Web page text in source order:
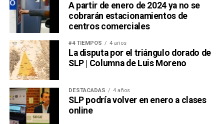
A partir de enero de 2024 ya no se
cobrarán estacionamientos de
centros comerciales
#4 TIEMPOS 4 años
La disputa por el triángulo dorado de
SLP | Columna de Luis Moreno
DESTACADAS 4 años
SLP podría volver en enero a clases
online